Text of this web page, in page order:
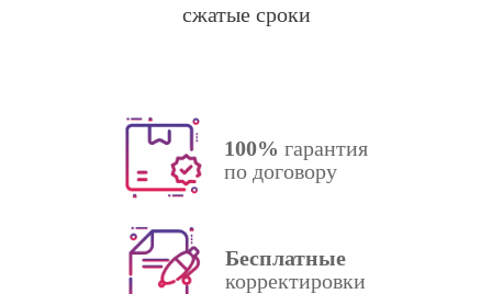
сжатые сроки
100% гарантия
по договору
Бесплатные
корректировки